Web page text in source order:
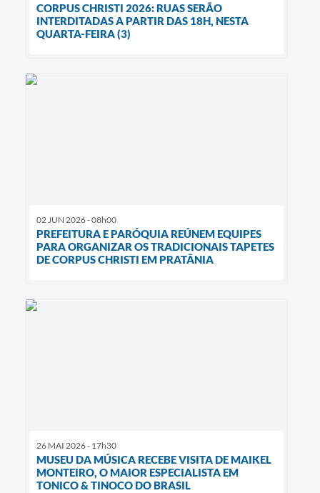
CORPUS CHRISTI 2026: RUAS SERÃO
INTERDITADAS A PARTIR DAS 18H, NESTA
QUARTA-FEIRA (3)
02 JUN 2026 - 08h00
PREFEITURA E PARÓQUIA REÚNEM EQUIPES
PARA ORGANIZAR OS TRADICIONAIS TAPETES
DE CORPUS CHRISTI EM PRATÂNIA
26 MAI 2026 - 17h30
MUSEU DA MÚSICA RECEBE VISITA DE MAIKEL
MONTEIRO, O MAIOR ESPECIALISTA EM
TONICO & TINOCO DO BRASIL